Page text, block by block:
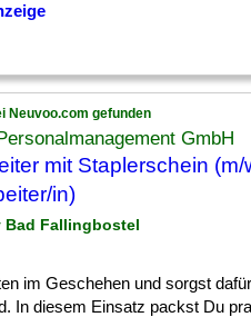
Neuvoo.com gefunden
GmbH
mit Staplerschein (m/
in)
Bad Fallingbostel
im Geschehen und sorgst
In diesem Einsatz packst Du